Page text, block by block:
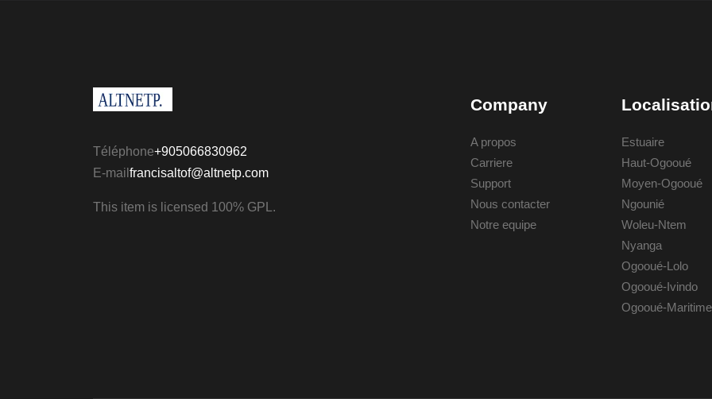
Téléphone+905066830962
E-mail francisaltof@altnetp.com
This item is licensed 100% GPL.
Company
A propos
Carriere
Support
Nous contacter
Notre equipe
Estuaire
Haut-Ogooué
Moyen-Ogooué
Ngounié
Woleu-Ntem
Nyanga
Ogooué-Lolo
Ogooué-Ivindo
Ogooué-Maritime